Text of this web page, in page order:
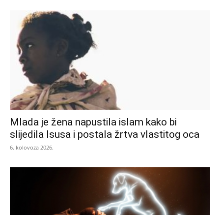
Mlada je žena napustila islam kako bi
slijedila Isusa i postala žrtva vlastitog oca
6. kolovoza 2026.